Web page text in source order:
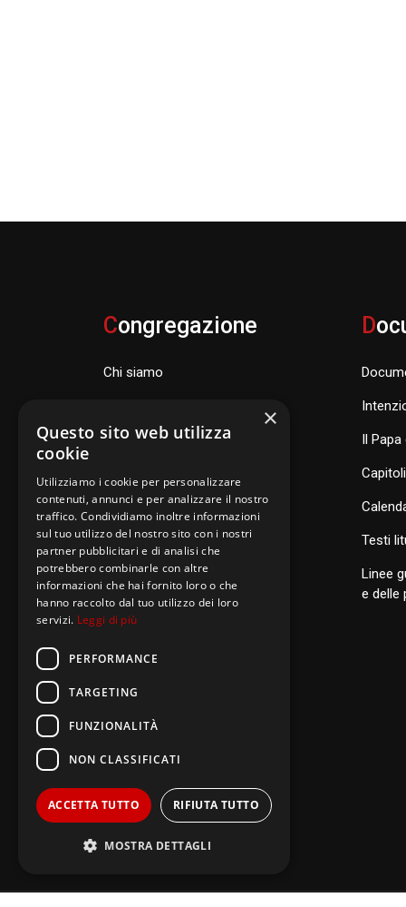
Congregazione
Chi siamo
Dove siamo nel mondo
Santi di Famiglia
Postulazione Generale
San Luigi Orione
Santi di Famiglia
D
Il Papa
Testi
Linee
e delle
×
Questo sito web utilizza
cookie
Utilizziamo i cookie per personalizzare
contenuti, annunci e per analizzare il nostro
traffico. Condividiamo inoltre informazioni
sul tuo utilizzo del nostro sito con i nostri
partner pubblicitari e di analisi che
potrebbero combinarle con altre
informazioni che hai fornito loro o che
hanno raccolto dal tuo utilizzo dei loro
servizi. Leggi di più
PERFORMANCE
TARGETING
FUNZIONALITÀ
NON CLASSIFICATI
ACCETTA TUTTO RIFIUTA TUTTO
MOSTRA DETTAGLI